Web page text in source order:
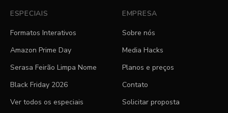
ESPECIAIS
Formatos Interativos
Amazon Prime Day
Serasa Feirão Limpa Nome
Black Friday 2026
Ver todos os especiais
EMPRESA
Sobre nós
Media Hacks
Planos e preços
Contato
Solicitar proposta